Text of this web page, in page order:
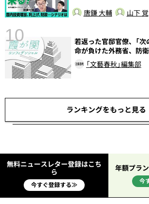
唐鎌 大輔 山下 覚
10
若返った官邸官僚、「
命が負けた外務省、防
「文藝春秋」編集部
ランキングをもっと見る
無料ニュースレター登録はこち
ら
今すぐ登録する≫
年額プラ
今